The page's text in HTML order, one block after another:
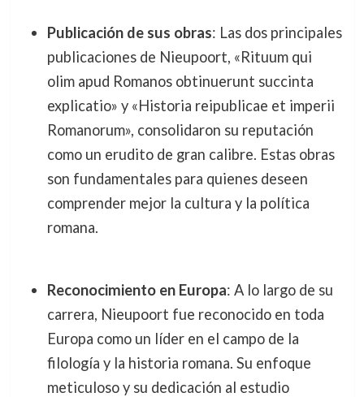
Publicación de sus obras: Las dos principales
publicaciones de Nieupoort, «Rituum qui
olim apud Romanos obtinuerunt succinta
explicatio» y «Historia reipublicae et imperii
Romanorum», consolidaron su reputación
como un erudito de gran calibre. Estas obras
son fundamentales para quienes deseen
comprender mejor la cultura y la política
romana.
Reconocimiento en Europa: A lo largo de su
carrera, Nieupoort fue reconocido en toda
Europa como un líder en el campo de la
filología y la historia romana. Su enfoque
meticuloso y su dedicación al estudio